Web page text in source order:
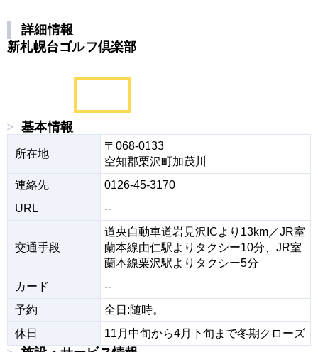
詳細情報
新札幌台ゴルフ倶楽部
基本情報
所在地
〒068-0133
空知郡栗沢町加茂川
連絡先
0126-45-3170
URL
--
交通手段
道央自動車道岩見沢ICより13km／JR室
蘭本線由仁駅よりタクシー10分、JR室
蘭本線栗沢駅よりタクシー5分
カード
--
予約
全日:随時。
休日
11月中旬から4月下旬まで冬期クローズ